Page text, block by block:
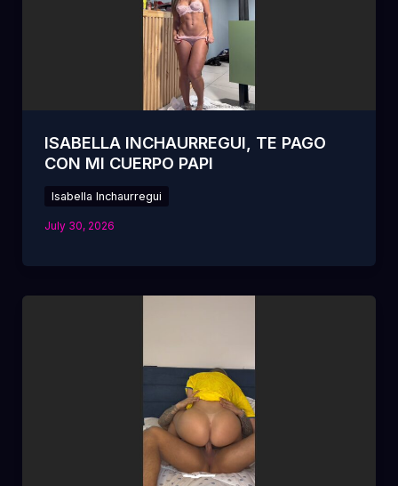
ISABELLA INCHAURREGUI, TE PAGO
CON MI CUERPO PAPI
Isabella Inchaurregui
July 30, 2026